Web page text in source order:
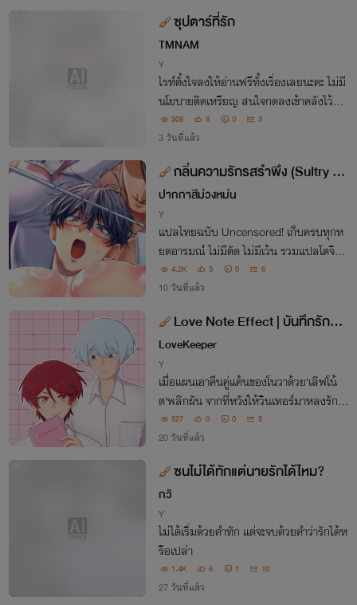
ซุปตาร์ที่รัก
TMNAM
Y
ไรท์ตั้งใจลงให้อ่านฟรีทั้งเรื่องเลยนะคะ ไม่มี
นโยบายติดเหรียญ สนใจกดลงเข้าคลังไว้อ่า
นเล่นได้เลยค่า 😁
308 8 0 3
3 วันที่แล้ว
กลิ่นความรักรสรำพึง⁠ (Sultry To
uch) #โดจินวายแปล
ปากกาสีม่วงหม่น
Y
แปลไทยฉบับ Uncensored! เก็บครบทุกห
ยดอารมณ์ ไม่มีตัด ไม่มีเว้น รวมแปลโดจินy
aoi เรท25+++
4.2K 3 0 6
10 วันที่แล้ว
Love Note Effect | บันทึกรักแผ
ลงฤทธิ์
LoveKeeper
Y
เมื่อแผนเอาคืนคู่แค้นของโนวาด้วย'เลิฟโน้
ต'พลิกผัน จากที่หวังให้วินเทอร์มาหลงรักตั
วเองจนอับอายขายขี้หน้า กลับกลายเป็นควา
มคลั่งรักที่เกินควบคุม
527 0 0 5
20 วันที่แล้ว
ซนไม่ได้ทักแต่นายรักได้ไหม?
กวิ
Y
ไม่ได้เริ่มด้วยคำทัก แต่จะจบด้วยคำว่ารักได้ห
รือเปล่า
1.4K 6 1 10
27 วันที่แล้ว